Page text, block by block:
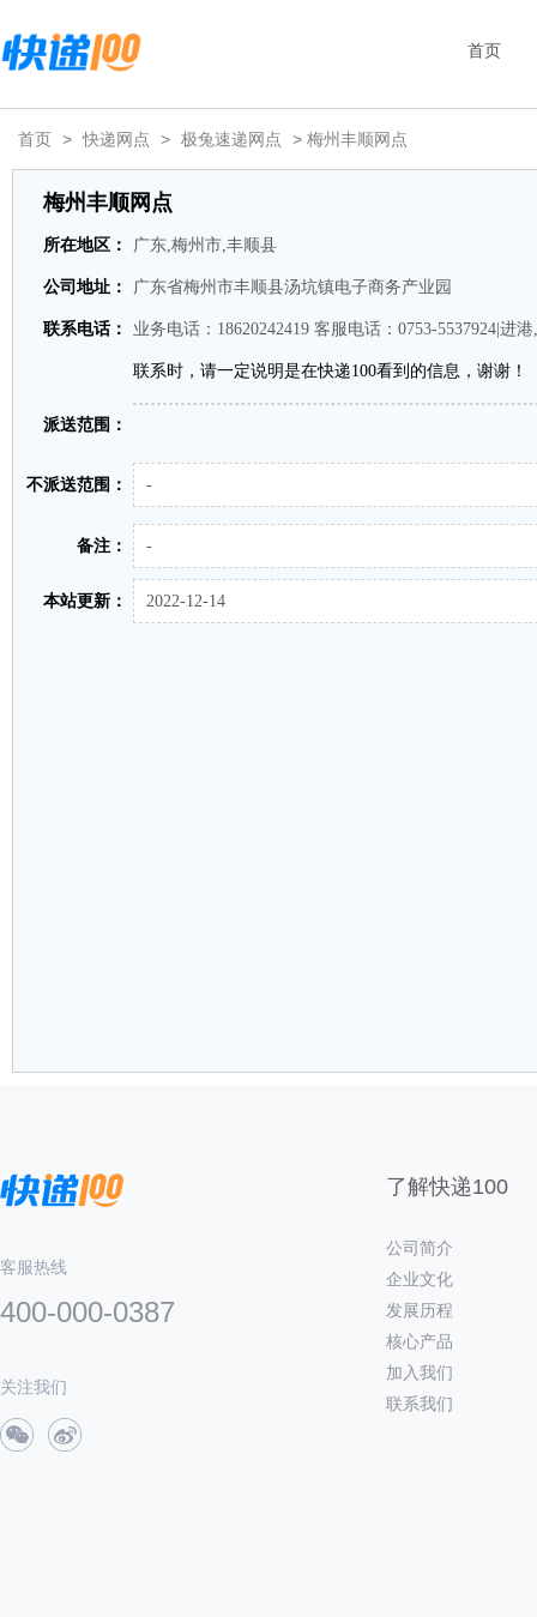
首页
首页 > 快递网点 > 极兔速递网点 > 梅州丰顺网点
梅州丰顺网点
所在地区： 广东,梅州市,丰顺县
公司地址： 广东省梅州市丰顺县汤坑镇电子商务产业园
联系电话： 业务电话：18620242419 客服电话：0753-5537924|进港
联系时，请一定说明是在快递100看到的信息，谢谢！
派送范围：
不派送范围： -
备注： -
本站更新： 2022-12-14
客服热线
400-000-0387
关注我们
了解快递100
公司简介
企业文化
发展历程
核心产品
加入我们
联系我们